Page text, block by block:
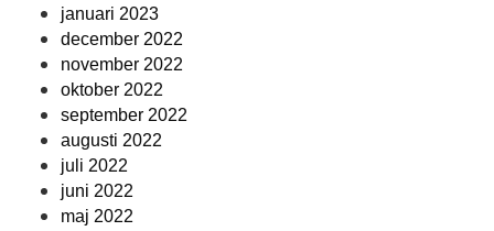
januari 2023
december 2022
november 2022
oktober 2022
september 2022
augusti 2022
juli 2022
juni 2022
maj 2022